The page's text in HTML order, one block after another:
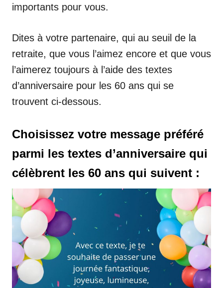
importants pour vous.
Dites à votre partenaire, qui au seuil de la
retraite, que vous l’aimez encore et que vous
l’aimerez toujours à l’aide des textes
d’anniversaire pour les 60 ans qui se
trouvent ci-dessous.
Choisissez votre message préféré
parmi les textes d’anniversaire qui
célèbrent les 60 ans qui suivent :